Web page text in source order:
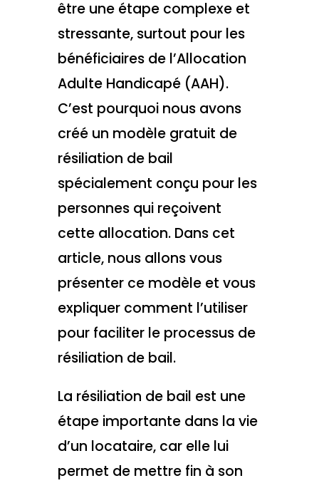
être une étape complexe et
stressante, surtout pour les
bénéficiaires de l’Allocation
Adulte Handicapé (AAH).
C’est pourquoi nous avons
créé un modèle gratuit de
résiliation de bail
spécialement conçu pour les
personnes qui reçoivent
cette allocation. Dans cet
article, nous allons vous
présenter ce modèle et vous
expliquer comment l’utiliser
pour faciliter le processus de
résiliation de bail.
La résiliation de bail est une
étape importante dans la vie
d’un locataire, car elle lui
permet de mettre fin à son